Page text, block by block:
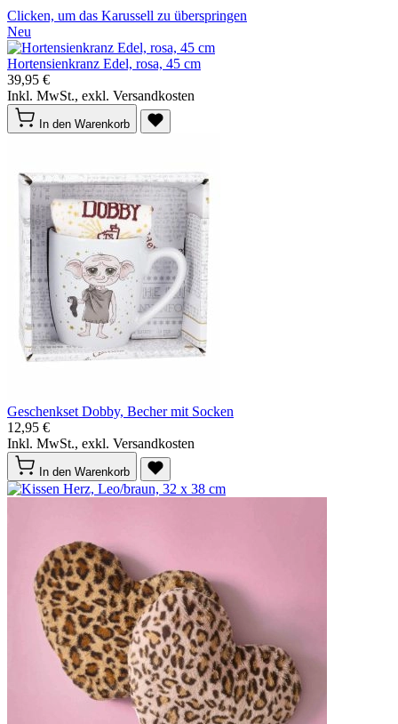
Clicken, um das Karussell zu überspringen
Neu
Hortensienkranz Edel, rosa, 45 cm
39,95 €
Inkl. MwSt., exkl. Versandkosten
In den Warenkorb
Geschenkset Dobby, Becher mit Socken
12,95 €
Inkl. MwSt., exkl. Versandkosten
In den Warenkorb